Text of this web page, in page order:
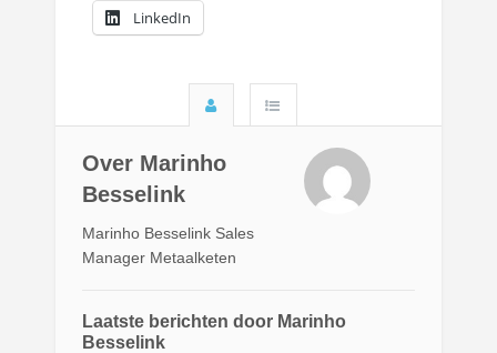
LinkedIn
Over Marinho
Besselink
Marinho Besselink Sales
Manager Metaalketen
Laatste berichten door Marinho
Besselink